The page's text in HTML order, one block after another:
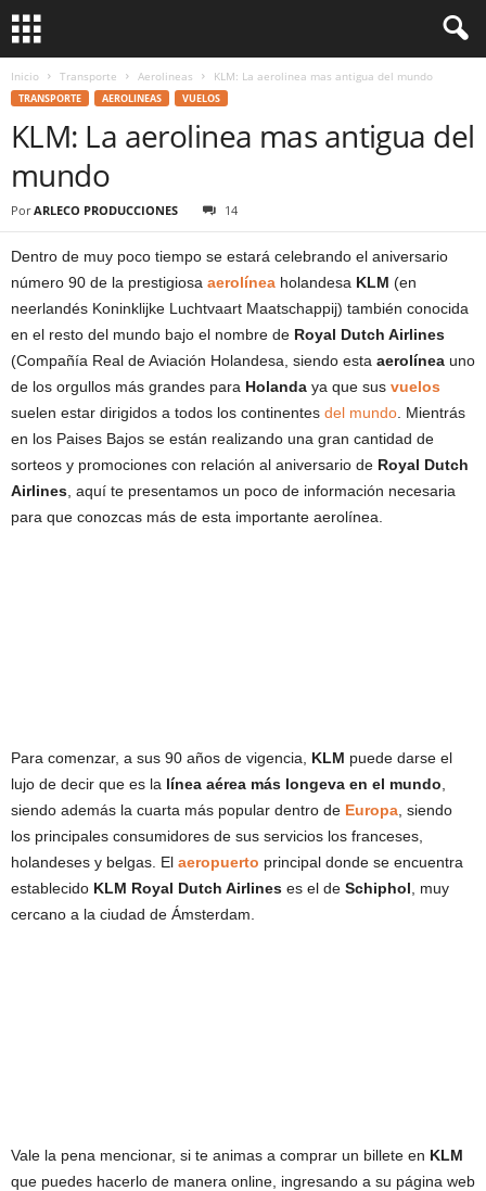
Inicio Transporte Aerolineas KLM: La aerolinea mas antigua del mundo
TRANSPORTE AEROLINEAS VUELOS
KLM: La aerolinea mas antigua del
mundo
Por ARLECO PRODUCCIONES 14
Dentro de muy poco tiempo se estará celebrando el aniversario
número 90 de la prestigiosa aerolínea holandesa KLM (en
neerlandés Koninklijke Luchtvaart Maatschappij) también conocida
en el resto del mundo bajo el nombre de Royal Dutch Airlines
(Compañía Real de Aviación Holandesa, siendo esta aerolínea uno
de los orgullos más grandes para Holanda ya que sus vuelos
suelen estar dirigidos a todos los continentes del mundo . Mientrás
en los Paises Bajos se están realizando una gran cantidad de
sorteos y promociones con relación al aniversario de Royal Dutch
Airlines , aquí te presentamos un poco de información necesaria
para que conozcas más de esta importante aerolínea.
Para comenzar, a sus 90 años de vigencia, KLM puede darse el
lujo de decir que es la línea aérea más longeva en el mundo
siendo además la cuarta más popular dentro de Europa , siendo
los principales consumidores de sus servicios los franceses,
holandeses y belgas. El aeropuerto principal donde se encuentra
establecido KLM Royal Dutch Airlines es el de Schiphol , muy
cercano a la ciudad de Ámsterdam.
Vale la pena mencionar, si te animas a comprar un billete en KLM
que puedes hacerlo de manera online, ingresando a su página web